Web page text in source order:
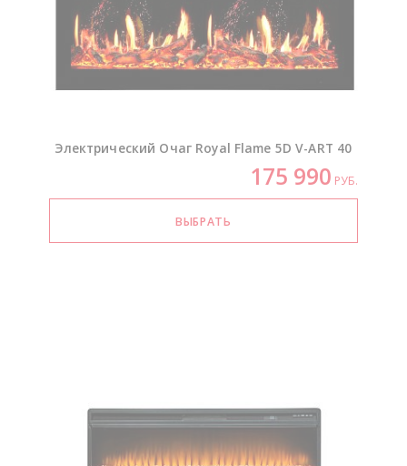
Электрический Очаг Royal Flame 5DV-ART 40
175 990 РУБ.